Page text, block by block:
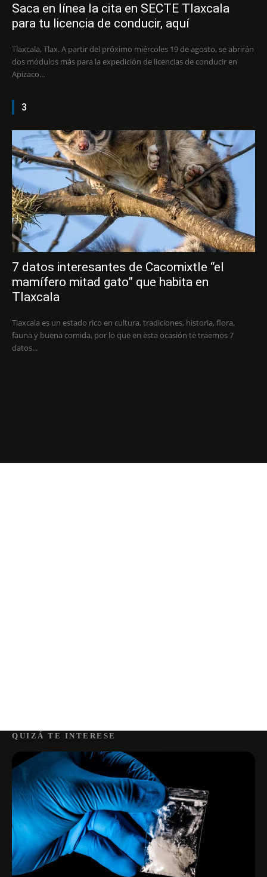
Saca en línea la cita en SECTE Tlaxcala
para tu licencia de conducir, aquí
Tlaxcala, Tlax. A partir del próximo miércoles 19 de agosto, se abrirán
dos módulos más para la expedición de licencias de conducir en
Apizaco...
3
7 datos interesantes de Cacomixtle “el
mamífero mitad gato” que habita en
Tlaxcala
Tlaxcala es un estado rico en cultura, tradiciones, historia, flora,
fauna y buena comida, por lo que en esta ocasión te traemos 7
datos...
QUIZÁ TE INTERESE